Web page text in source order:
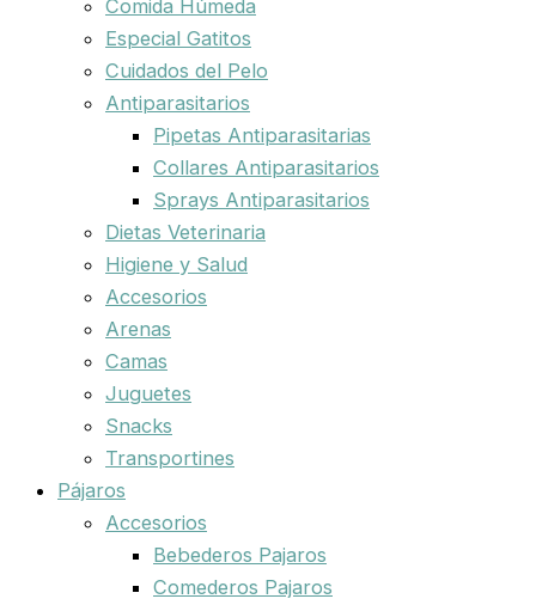
Comida Húmeda
Especial Gatitos
Cuidados del Pelo
Antiparasitarios
Pipetas Antiparasitarias
Collares Antiparasitarios
Sprays Antiparasitarios
Dietas Veterinaria
Higiene y Salud
Accesorios
Arenas
Camas
Juguetes
Snacks
Transportines
Pájaros
Accesorios
Bebederos Pajaros
Comederos Pajaros